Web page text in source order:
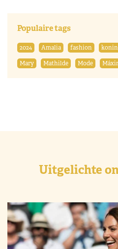
Populaire tags
2024 Amalia fashion
Mary
Mathilde Mode
Uitgelichte